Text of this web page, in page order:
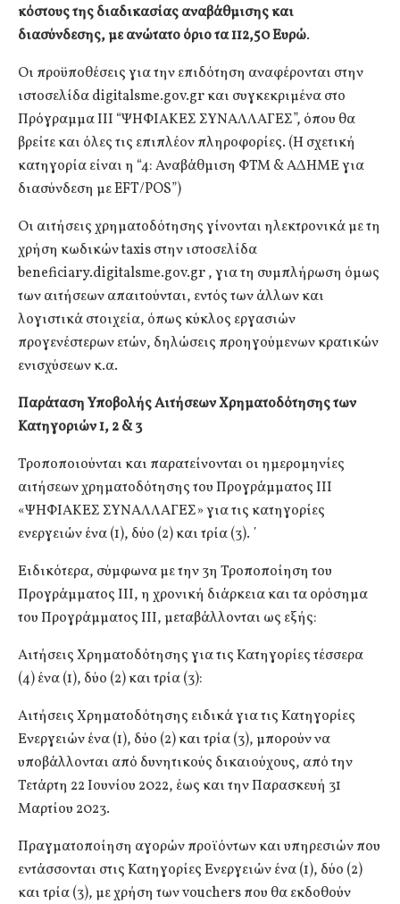
κόστους της διαδικασίας αναβάθμισης και
διασύνδεσης, με ανώτατο όριο τα 112,50 Ευρώ.
Οι προϋποθέσεις για την επιδότηση αναφέρονται στην
ιστοσελίδα digitalsme.gov.gr και συγκεκριμένα στο
Πρόγραμμα ΙΙΙ “ΨΗΦΙΑΚΕΣ ΣΥΝΑΛΛΑΓΕΣ”, όπου θα
βρείτε και όλες τις επιπλέον πληροφορίες. (Η σχετική
κατηγορία είναι η “4: Αναβάθμιση ΦΤΜ & ΑΔΗΜΕ για
διασύνδεση με EFT/POS”)
Οι αιτήσεις χρηματοδότησης γίνονται ηλεκτρονικά με τη
χρήση κωδικών taxis στην ιστοσελίδα
beneficiary.digitalsme.gov.gr , για τη συμπλήρωση όμως
των αιτήσεων απαιτούνται, εντός των άλλων και
λογιστικά στοιχεία, όπως κύκλος εργασιών
προγενέστερων ετών, δηλώσεις προηγούμενων κρατικών
ενισχύσεων κ.α.
Παράταση Υποβολής Αιτήσεων Χρηματοδότησης των
Κατηγοριών 1, 2 & 3
Τροποποιούνται και παρατείνονται οι ημερομηνίες
αιτήσεων χρηματοδότησης του Προγράμματος ΙΙΙ
«ΨΗΦΙΑΚΕΣ ΣΥΝΑΛΛΑΓΕΣ» για τις κατηγορίες
ενεργειών ένα (1), δύο (2) και τρία (3). ΄
Ειδικότερα, σύμφωνα με την 3η Τροποποίηση του
Προγράμματος ΙΙΙ, η χρονική διάρκεια και τα ορόσημα
του Προγράμματος ΙΙΙ, μεταβάλλονται ως εξής:
Αιτήσεις Χρηματοδότησης για τις Κατηγορίες τέσσερα
(4) ένα (1), δύο (2) και τρία (3):
Αιτήσεις Χρηματοδότησης ειδικά για τις Κατηγορίες
Ενεργειών ένα (1), δύο (2) και τρία (3), μπορούν να
υποβάλλονται από δυνητικούς δικαιούχους, από την
Τετάρτη 22 Ιουνίου 2022, έως και την Παρασκευή 31
Μαρτίου 2023.
Πραγματοποίηση αγορών προϊόντων και υπηρεσιών που
εντάσσονται στις Κατηγορίες Ενεργειών ένα (1), δύο (2)
και τρία (3), με χρήση των vouchers που θα εκδοθούν